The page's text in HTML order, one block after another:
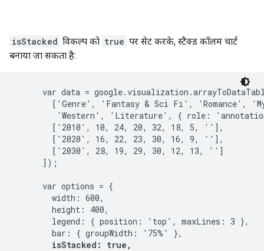
isStacked विकल्प को true पर सेट करके, स्टैक्ड कॉलम चार्ट
बनाया जा सकता है:
var data =
['Genre', 'Fantasy & Sci Fi', 'Romance',
'Western', 'Literature', { role:
        ['2010', 10, 24, 20, 32, 18, 5, ''],
        ['2020', 16, 22, 23, 30, 16, 9, ''],
        ['2030', 28, 19, 29, 30, 12, 13, '']
      ]);
      var options = {
        width: 600,
        height: 400,
        legend: { position: 'top', maxLines: 3 },
        bar: { groupWidth: '75%' },
isStacked: true,